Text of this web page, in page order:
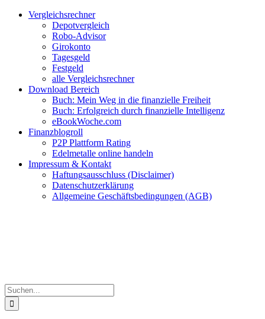
Zum
Facebook
Twitter
Instagram
Pinterest
YouTubeVergleichsrechner
Depotvergleich
Robo-Advisor
Girokonto
Tagesgeld
Festgeld
alle Vergleichsrechner
Download Bereich
Buch: Mein Weg in die finanzielle Freiheit
Buch: Erfolgreich durch finanzielle Intelligenz
eBookWoche.com
Finanzblogroll
P2P Plattform Rating
Edelmetalle online handeln
Impressum & Kontakt
Haftungsausschluss (Disclaimer)
Datenschutzerklärung
Allgemeine Geschäftsbedingungen (AGB)
Suche
nach: